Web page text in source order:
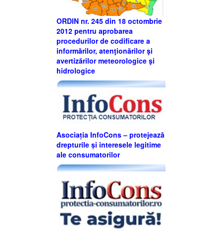
ORDIN nr. 245 din 18 octombrie
2012 pentru aprobarea
procedurilor de codificare a
informărilor, atenţionărilor şi
avertizărilor meteorologice şi
hidrologice
Asociația InfoCons – protejează
drepturile și interesele legitime
ale consumatorilor